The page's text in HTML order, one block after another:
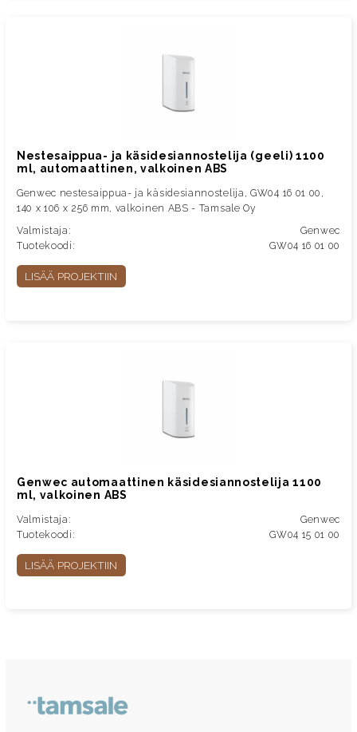
Nestesaippua- ja käsidesiannostelija (geeli) 1100
ml, automaattinen, valkoinen ABS
Genwec nestesaippua- ja käsidesiannostelija, GW04 16 01 00,
140 x 106 x 256 mm, valkoinen ABS - Tamsale Oy
Valmistaja:
Genwec
Tuotekoodi:
GW04 16 01 00
LISÄÄ PROJEKTIIN
Genwec automaattinen käsidesiannostelija 1100
ml, valkoinen ABS
Valmistaja:
Genwec
Tuotekoodi:
GW04 15 01 00
LISÄÄ PROJEKTIIN